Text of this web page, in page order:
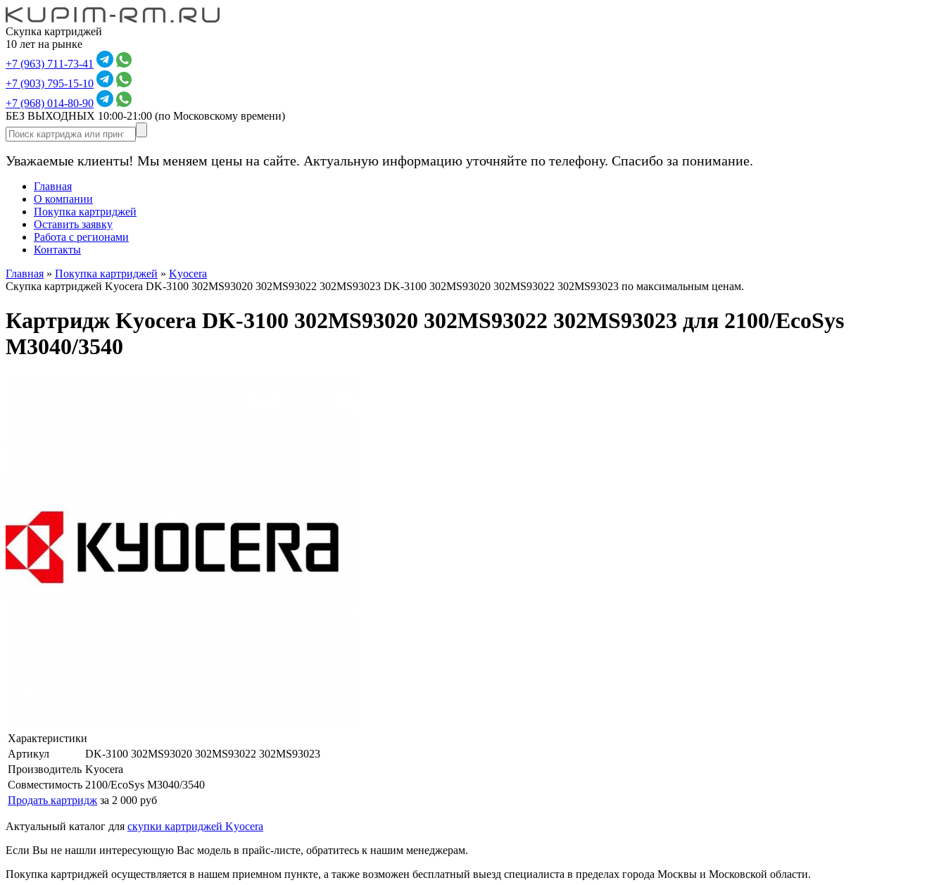
Скупка картриджей
10 лет на рынке
+7 (963) 711-73-41
+7 (903) 795-15-10
+7 (968) 014-80-90
БЕЗ ВЫХОДНЫХ 10:00-21:00 (по Московскому времени)
Уважаемые клиенты! Мы меняем цены на сайте. Актуальную информацию уточняйте по телефону. Спасибо за понимание.
Главная
О компании
Покупка картриджей
Оставить заявку
Работа с регионами
Контакты
Главная » Покупка картриджей » Kyocera
Скупка картриджей Kyocera DK-3100 302MS93020 302MS93022 302MS93023 DK-3100 302MS93020 302MS93022 302MS93023 по максимальным ценам.
Картридж Kyocera DK-3100 302MS93020 302MS93022 302MS93023 для 2100/EcoSys
M3040/3540
Характеристики
Артикул
DK-3100 302MS93020 302MS93022 302MS93023
Производитель Kyocera
Совместимость 2100/EcoSys M3040/3540
Продать картридж за 2 000 руб
Актуальный каталог для скупки картриджей Kyocera
Если Вы не нашли интересующую Вас модель в прайс-листе, обратитесь к нашим менеджерам.
Покупка картриджей осуществляется в нашем приемном пункте, а также возможен бесплатный выезд специалиста в пределах города Москвы и Московской области.